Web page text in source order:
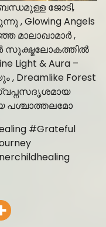
ജോടി,
, Glowing Angels
മാലാഖാമാർ ,
സൂക്ഷ്മലോകത്തിൽ
Light & Aura –
Dreamlike Forest
സ്വപ്നസദൃശമായ
പശ്ചാത്തലമോ
#Grateful